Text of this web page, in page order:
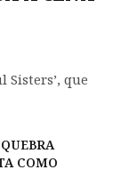
que
COMO